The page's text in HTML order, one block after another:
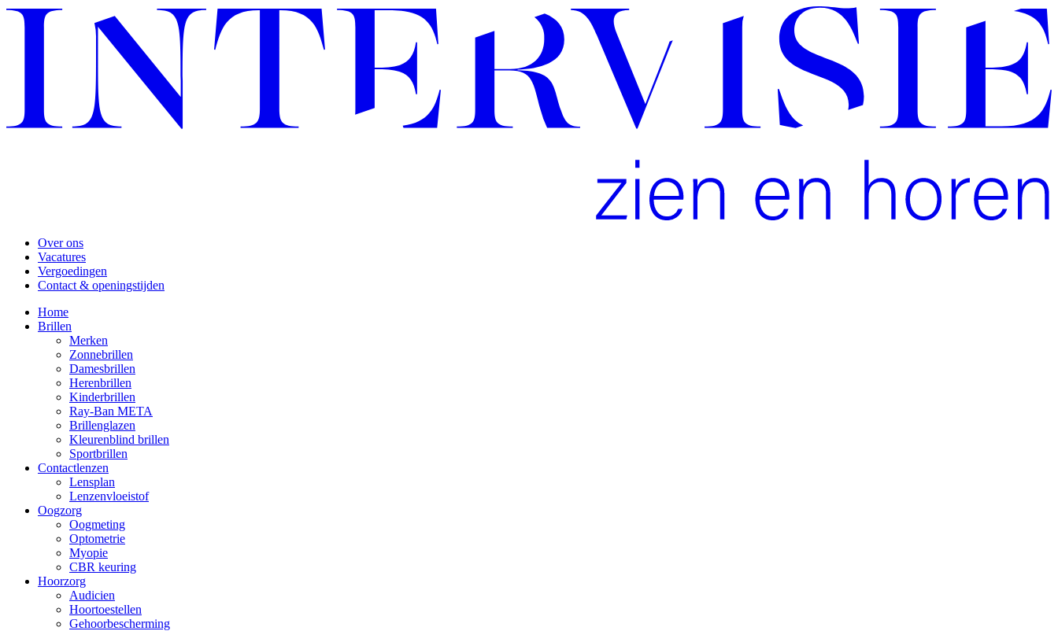
Over ons
Vacatures
Vergoedingen
Contact & openingstijden
Home
Brillen
Merken
Zonnebrillen
Damesbrillen
Herenbrillen
Kinderbrillen
Ray-Ban META
Brillenglazen
Kleurenblind brillen
Sportbrillen
Contactlenzen
Lensplan
Lenzenvloeistof
Oogzorg
Oogmeting
Optometrie
Myopie
CBR keuring
Hoorzorg
Audicien
Hoortoestellen
Gehoorbescherming